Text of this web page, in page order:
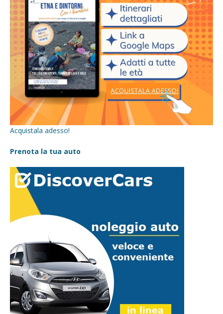
Acquistala adesso!
Prenota la tua auto